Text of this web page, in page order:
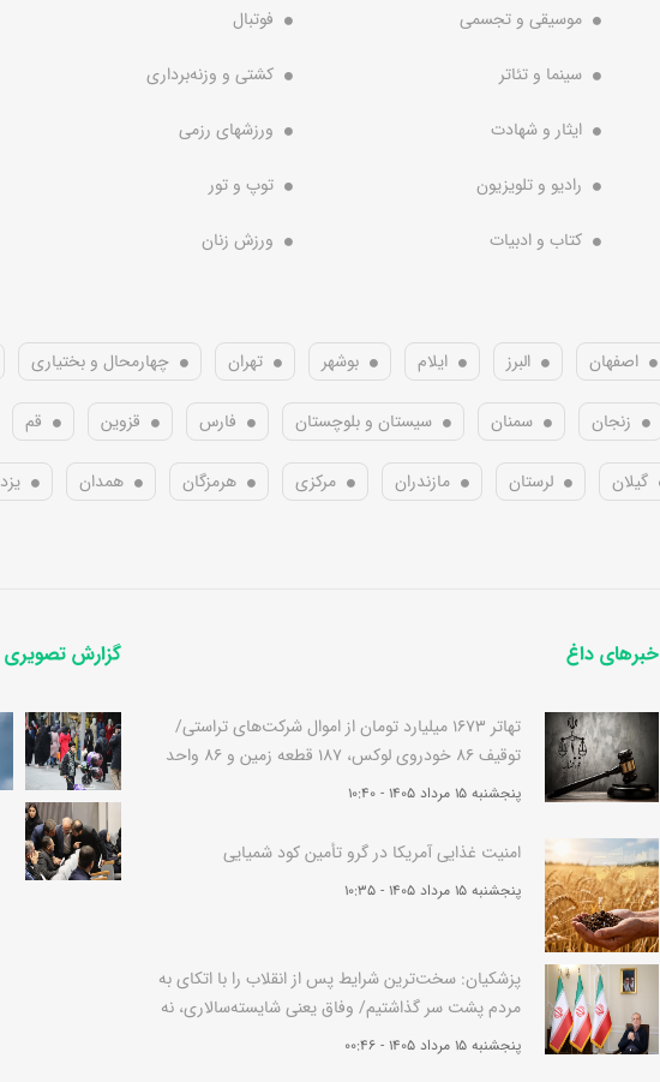
موسیقی و تجسمی
سینما و تئاتر
ایثار و شهادت
رادیو و تلویزیون
کتاب و ادبیات
فوتبال
کشتی و وزنه‌برداری
ورزشهای رزمی
توپ و تور
ورزش زنان
اصفهان البرز ایلام بوشهر تهران چهارمحال و بختیاری
زنجان سمنان سیستان و بلوچستان فارس قزوین قم
گیلان لرستان مازندران مرکزی هرمزگان همدان یزد
خبرهای داغ
تهاتر 1673 میلیارد تومان از اموال شرکت‌های تراستی/
توقیف 86 خودروی لوکس، 187 قطعه زمین و 86 واحد
آپارتمان قوه قضاییه
پنجشنبه 15 مرداد 1405 - 10:40
امنیت غذایی آمریکا در گرو تأمین کود شمیایی
پنجشنبه 15 مرداد 1405 - 10:35
پزشکیان: سخت‌ترین شرایط پس از انقلاب را با اتکای به
مردم پشت سر گذاشتیم/ وفاق یعنی شایسته‌سالاری، نه
سهم‌خواهی جناح‌ها
پنجشنبه 15 مرداد 1405 - 00:46
گزارش تصویری